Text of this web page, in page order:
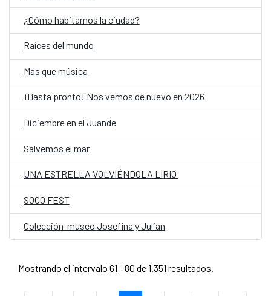
¿Cómo habitamos la ciudad?
Raíces del mundo
Más que música
¡Hasta pronto! Nos vemos de nuevo en 2026
Diciembre en el Juande
Salvemos el mar
UNA ESTRELLA VOLVIÉNDOLA LIRIO
SOCO FEST
Colección-museo Josefina y Julián
Mostrando el intervalo 61 - 80 de 1.351 resultados.